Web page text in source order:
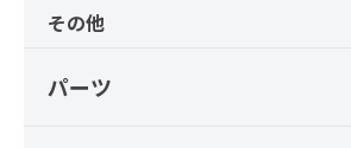
その他
パーツ